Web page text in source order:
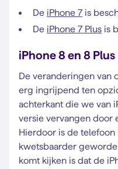
De iPhone 7is
De iPhone 7 Plus is
iPhone 8 en 8 Plus
De veranderingen van
erg ingrijpend ten
achterkant die we van
versie vervangen door
Hierdoor is de telefoon
kwetsbaarder
komt kijken is dat de